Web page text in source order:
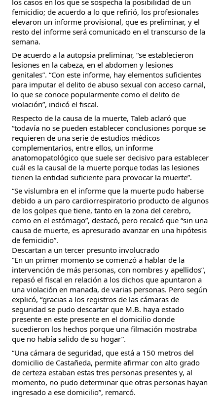
femicidio; de acuerdo a lo que refirió, los profesionales
elevaron un informe provisional, que es preliminar, y el
resto del informe será comunicado en el transcurso de la
semana.
De acuerdo a la autopsia preliminar, “se establecieron
lesiones en la cabeza, en el abdomen y lesiones
genitales”. “Con este informe, hay elementos suficientes
para imputar el delito de abuso sexual con acceso carnal,
lo que se conoce popularmente como el delito de
violación”, indicó el fiscal.
Respecto de la causa de la muerte, Taleb aclaró que
“todavía no se pueden establecer conclusiones porque se
requieren de una serie de estudios médicos
complementarios, entre ellos, un informe
anatomopatológico que suele ser decisivo para establecer
cuál es la causal de la muerte porque todas las lesiones
tienen la entidad suficiente para provocar la muerte”.
“Se vislumbra en el informe que la muerte pudo haberse
debido a un paro cardiorrespiratorio producto de algunos
de los golpes que tiene, tanto en la zona del cerebro,
como en el estómago”, destacó, pero recalcó que “sin una
causa de muerte, es apresurado avanzar en una hipótesis
de femicidio”.
Descartan a un tercer presunto involucrado
“En un primer momento se comenzó a hablar de la
intervención de más personas, con nombres y apellidos”,
repasó el fiscal en relación a los dichos que apuntaron a
una violación en manada, de varias personas. Pero según
explicó, “gracias a los registros de las cámaras de
seguridad se pudo descartar que M.B. haya estado
presente en este presente en el domicilio donde
sucedieron los hechos porque una filmación mostraba
que no había salido de su hogar”.
“Una cámara de seguridad, que está a 150 metros del
domicilio de Castañeda, permite afirmar con alto grado
de certeza estaban estas tres personas presentes y, al
momento, no pudo determinar que otras personas hayan
ingresado a ese domicilio”, remarcó.